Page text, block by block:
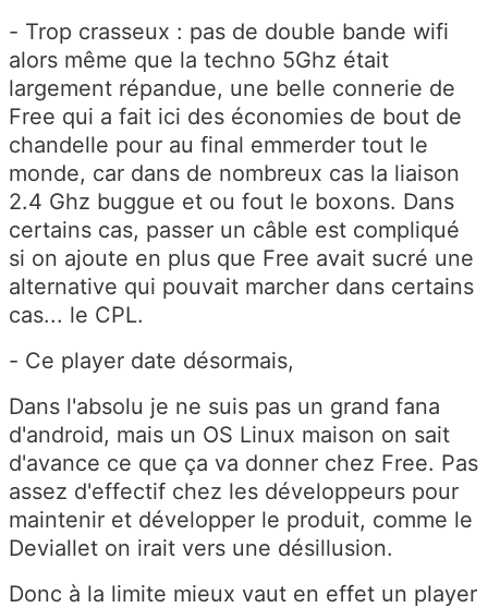
- Trop crasseux : pas de double bande wifi
alors même que la techno 5Ghz était
largement répandue, une belle connerie de
Free qui a fait ici des économies de bout de
chandelle pour au final emmerder tout le
monde, car dans de nombreux cas la liaison
2.4 Ghz buggue et ou fout le boxons. Dans
certains cas, passer un câble est compliqué
si on ajoute en plus que Free avait sucré une
alternative qui pouvait marcher dans certains
cas... le CPL.
- Ce player date désormais,
Dans l'absolu je ne suis pas un grand fana
d'android, mais un OS Linux maison on sait
d'avance ce que ça va donner chez Free. Pas
assez d'effectif chez les développeurs pour
maintenir et développer le produit, comme le
Deviallet on irait vers une désillusion.
Donc à la limite mieux vaut en effet un player